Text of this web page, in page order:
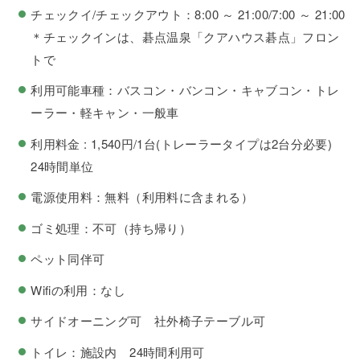
チェックイ/チェックアウト：8:00 ～ 21:00/7:00 ～ 21:00
＊チェックインは、碁点温泉「クアハウス碁点」フロン
トで
利用可能車種：バスコン・バンコン・キャブコン・トレ
ーラー・軽キャン・一般車
利用料金 : 1,540円/1台(トレーラータイプは2台分必要)
24時間単位
電源使用料：無料（利用料に含まれる）
ゴミ処理：不可（持ち帰り）
ペット同伴可
Wifiの利用：なし
サイドオーニング可 社外椅子テーブル可
トイレ：施設内 24時間利用可